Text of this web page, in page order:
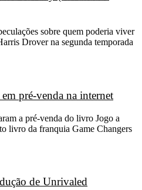
sobre quem poderia viver
Drover na segunda temporada
pré-venda na internet
a pré-venda do livro Jogo a
livro da franquia Game Changers
de Unrivaled